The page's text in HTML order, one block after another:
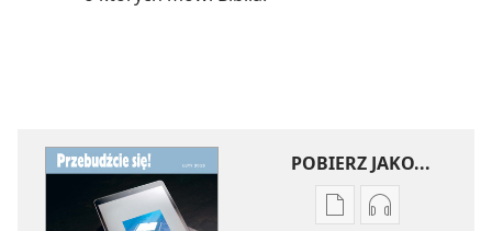
POBIERZ JAKO...
UstawieniaUstawienia